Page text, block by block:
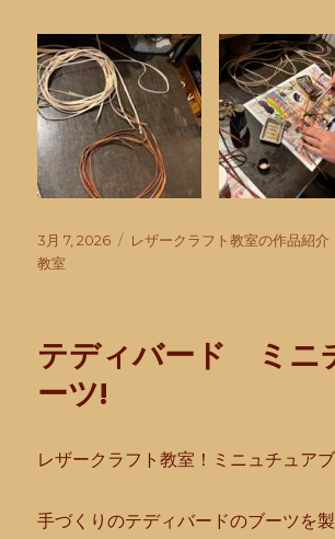
投
稿
3月 7, 2026
カ
レザークラフト教室の作品紹介
教室
テディバード ミニ
ーツ!
レザークラフト教室！ミニュチュア
手づくりのテディバードのブーツを